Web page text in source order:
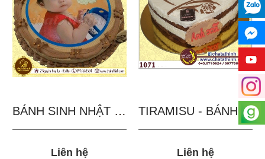
BÁNH SINH NHẬT IN...
Liên hệ
TIRAMISU - BÁNH TẶNG...
Liên hệ